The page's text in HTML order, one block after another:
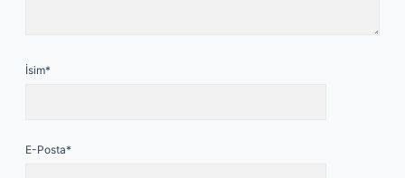
İsim*
E-Posta*